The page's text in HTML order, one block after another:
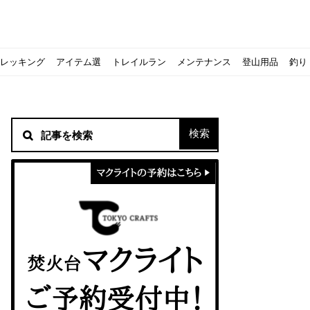
る！山梨県の九鬼山（くきやま）登山体験レポ
積雪期の谷川岳で今シーズン最後の雪山を堪能してきた
！売却する方法や条件、手続きの流れを確認
キャンプ場の宿泊や利用券をふるさと納税でゲット！おすすめ
に参加してきました
レストハウス水郷で持ち込みBBQしてみた
一生物のアウトドアブーツならダナー！3つの理由とおすすめア
に行ってみた！
ピコグリル入荷してます！ @小倉店
ランス・ボーヌトレッキング編〜
ベランピングアイディア7選！家にいながらおしゃれキャンプ♪
キャンプ用品の『ポイント買取』について
マクライトの口コミ・評判は？人気焚き火台の魅力・気になる
ッカーでも作れるおすすめレシピをご紹介
尾根」から槍ヶ岳へ！
【八ヶ岳最高峰へ】南八ヶ岳テント泊登山、赤岳〜横岳〜硫黄
ントスおすすめヘッドライトのご紹介
ングシューズはどちらを選ぶべき？｜サロモンの定番シューズで解
カリマーのおすすめリュック容量別12選｜目的別の選び方も合
ならスポルティバ！3つの理由とおすすめ7選
クライミングユーザー参加型の動画マップ「クライミングチャ
に教わる！『食感と旨みのタマゴサンド』の作り方
食うか食われるか、野生動物で一番怖いのは【17＃自分のキャ
ッキング
ズクイン』、人気の理由とおすすめウェアを紹介
【コスパ◎】キャンプデビューに最適！サウスフィールドのお
アイテム選
ズクイン』、人気の理由とおすすめウェアを紹介
【コスパ◎】キャンプデビューに最適！サウスフィールドのお
トレイルラン
｜サロモンの定番シューズで解説&ご紹介
しむために必要な装備6選【初級〜中級者向け】
トレラン初心者必見！日頃のトレーニングから中距離レースま
メンテナンス
！用途別おすすめ水筒を紹介！便利アイテムも
【こずチャンネル】使わなくなったキャンプ道具の行方！【初
登山用品
クを比較！人数・用途別でおすすめを紹介
クライミング道具はゼロポイントで揃えよう！種類別で人気ア
釣り
の体験レポート】
アジングロッドおすすめ10選！基本タックルから選び方まで紹介
フスキンの魅力と用途別おすすめリュック9選
ティートンブロスのブランドに込められた想いとは！？おすす
なの？いまどきの海外キャンプ事情をご紹介Part.1〜ロサンゼルス
パティシエキャンパーSakiさんに教わる！簡単『フルーツシロ
に教わる！簡単『フルーツシロップ』の作り方
パティシエキャンパーSakiさんに教わる！簡単アウトドアスイ
高！ほかほか『シュウマイ』の作り方
に教わる！パン好き必見！モチモチ『ベーグル』の作り方
パティシエキャンパーSakiさんに教わる！ピリ辛が後引くうま